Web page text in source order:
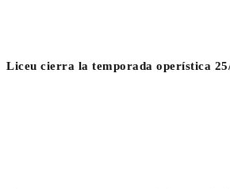
Liceu cierra la temporada operística